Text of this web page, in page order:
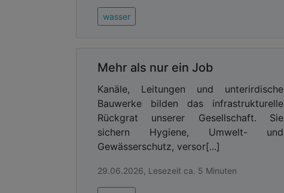
wasser
Mehr als nur ein Job
Kanäle, Leitungen und unterirdische
Bauwerke bilden das infrastrukturelle
Rückgrat unserer Gesellschaft. Sie
sichern Hygiene, Umwelt- und
Gewässerschutz, versor[...]
29.06.2026, Lesezeit ca. 5 Minuten